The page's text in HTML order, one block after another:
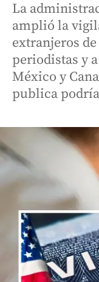
La
amplió la
extranjeros
periodistas y
México y
publica